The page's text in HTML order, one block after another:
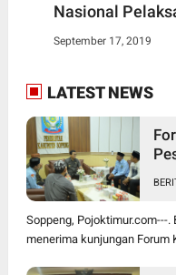
Nasional
September 17, 2019
LATEST NEWS
Soppeng, Pojoktimur.com---.
menerima kunjungan Forum